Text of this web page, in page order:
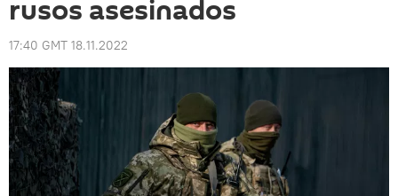
rusos asesinados
17:40 GMT 18.11.2022